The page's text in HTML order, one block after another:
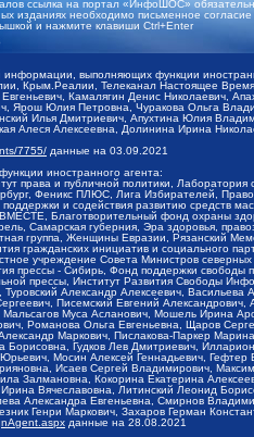
ссылка на портал «ИнфоШОС»
изданиях необходимо письменное
и нажмите клавиши Ctrl+Enter
информации, выполняющих функции
Крым.Реалии, Телеканал Настоящее
Камалягин Денис Николаевич,
Ярош Юлия Петровна, Чуракова Ольга
Илья Дмитриевич, Апухтина Юлия
Алеся Алексеевна, Долинина Ирина
7755/ данные на 03.09.2021
иностранного агента:
права и публичной политики,
Феникс ПЛЮС, Лига Избирателей,
и содействия развитию средств
Благотворительный фонд охраны
Самарская губерния, Эра здоровья,
группа, Женщины Евразии, Рязанский
гражданских инициатив и социального
Совета Министров северных
прессы - Сибирь, Фонд поддержки
прессы, Институт Развития Свободы
Александр Алексеевич,
Писемский Евгений
Мальсагов Муса Асланович, Мошель Ирина
Романова Ольга Евгеньевна, Щаров
Маркович, Пислакова-Паркер
Борисовна, Гудков Лев Дмитриевич,
Мосин Алексей Геннадьевич,
Исаев Сергей Владимирович,
Залмановна, Кокорина Екатерина
Вячеславовна, Литинский Леонид
Александра Евгеньевна, Смирнов
Генри Маркович, Захаров Герман
данные на 28.08.2021